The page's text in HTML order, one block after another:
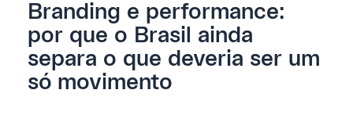
Branding e performance:
por que o Brasil ainda
separa o que deveria ser um
só movimento